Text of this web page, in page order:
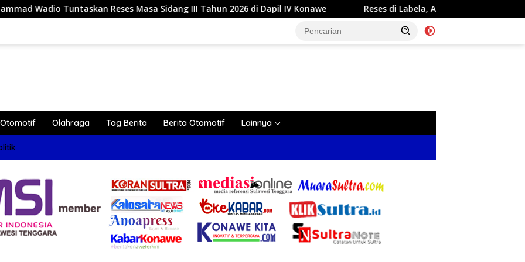
Reses Masa Sidang III Tahun 2026 di Dapil IV Konawe Reses di Labela, Anggota DPRD Sultra Dr Ardin Akan
Otomotif Olahraga Tag Berita Berita Otomotif Lainnya